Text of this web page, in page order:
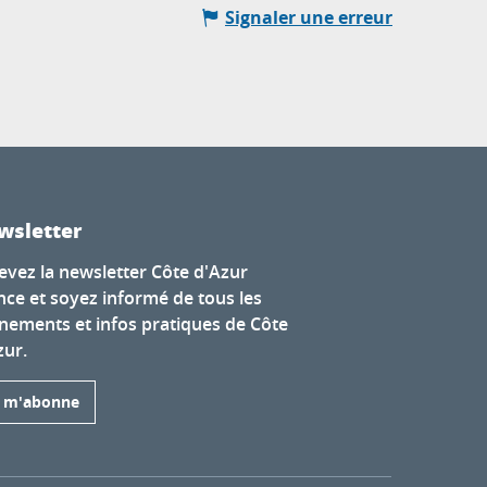
Signaler une erreur
la newsletter Côte d'Azur
et soyez informé de tous les
et infos pratiques de Côte
m'abonne